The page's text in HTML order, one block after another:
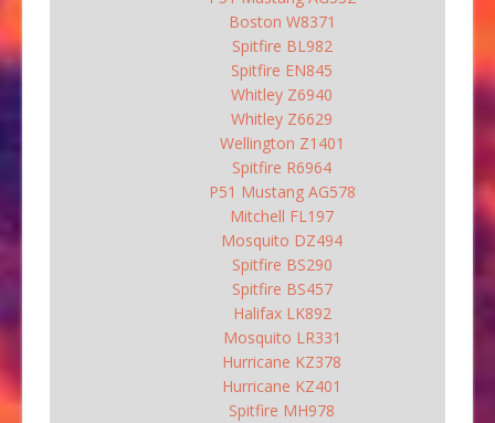
Boston W8371
Spitfire BL982
Spitfire EN845
Whitley Z6940
Whitley Z6629
Wellington Z1401
Spitfire R6964
P51 Mustang AG578
Mitchell FL197
Mosquito DZ494
Spitfire BS290
Spitfire BS457
Halifax LK892
Mosquito LR331
Hurricane KZ378
Hurricane KZ401
Spitfire MH978